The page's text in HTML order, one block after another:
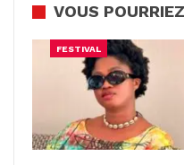
VOUS
FESTIVAL